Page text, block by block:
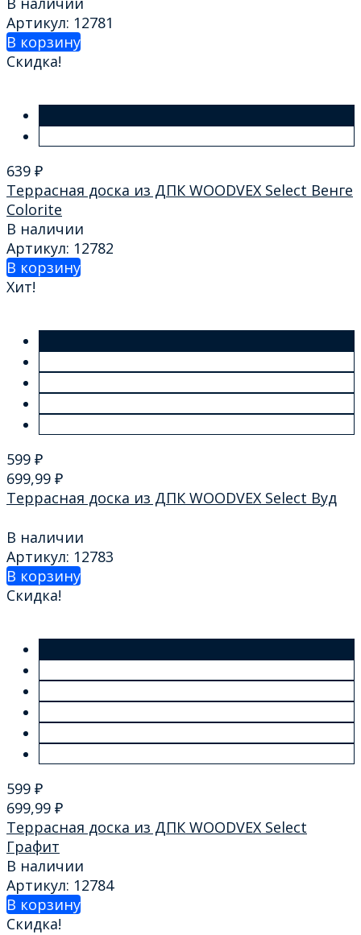
Артикул: 12781
В корзину
Скидка!
639 ₽
Террасная доска из ДПК WOODVEX Select Венге
Colorite
В наличии
Артикул: 12782
В корзину
Хит!
599 ₽
699,99 ₽
Террасная доска из ДПК WOODVEX Select Вуд
В наличии
Артикул: 12783
В корзину
Скидка!
599 ₽
699,99 ₽
Террасная доска из ДПК WOODVEX Select
Графит
В наличии
Артикул: 12784
В корзину
Скидка!